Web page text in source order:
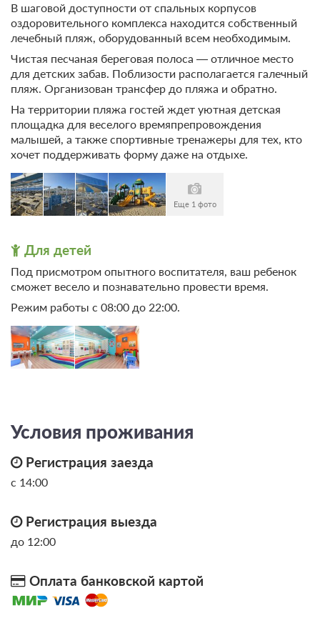
В шаговой доступности от спальных корпусов
оздоровительного комплекса находится собственный
лечебный пляж, оборудованный всем необходимым.
Чистая песчаная береговая полоса — отличное место
для детских забав. Поблизости располагается галечный
пляж. Организован трансфер до пляжа и обратно.
На территории пляжа гостей ждет уютная детская
площадка для веселого времяпрепровождения
малышей, а также спортивные тренажеры для тех, кто
хочет поддерживать форму даже на отдыхе.
Еще 1 фото
Для детей
Под присмотром опытного воспитателя, ваш ребенок
сможет весело и познавательно провести время.
Режим работы с 08:00 до 22:00.
Условия проживания
Регистрация заезда
с 14:00
Регистрация выезда
до 12:00
Оплата банковской картой